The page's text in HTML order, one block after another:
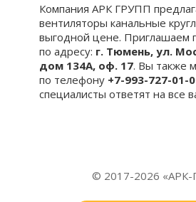
Компания АРК ГРУПП
вентиляторы канальные
выгодной цене. Приглашаем
по адресу: г. Тюмень, ул.
дом 134А, оф. 17. Вы также
по телефону +7-993-727-01-
специалисты ответят на все
© 2017-2026 «АРК-